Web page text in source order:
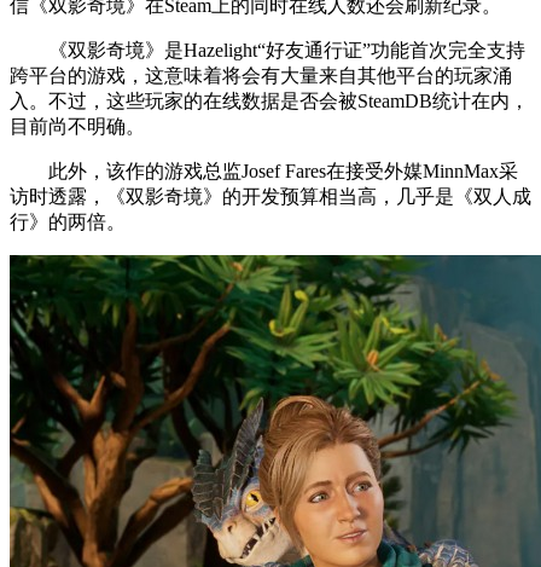
信《双影奇境》在Steam上的同时在线人数还会刷新纪录。
《双影奇境》是Hazelight“好友通行证”功能首次完全支持
跨平台的游戏，这意味着将会有大量来自其他平台的玩家涌
入。不过，这些玩家的在线数据是否会被SteamDB统计在内，
目前尚不明确。
此外，该作的游戏总监Josef Fares在接受外媒MinnMax采
访时透露，《双影奇境》的开发预算相当高，几乎是《双人成
行》的两倍。